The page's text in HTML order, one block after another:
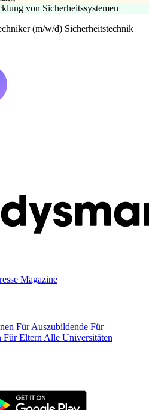
von Sicherheitssystemen
(m/w/d) Sicherheitstechnik
Magazine
Für Auszubildende Für
Für Eltern Alle Universitäten